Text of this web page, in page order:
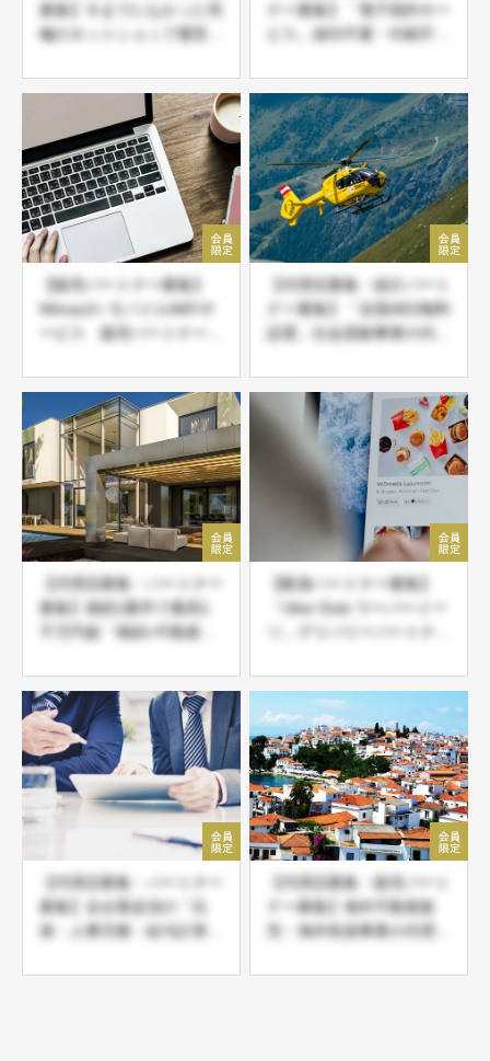
募集】今までになかった究
極のネットショップ運営。
れ！
ナー募集】「電子契約サー
ビス」捺印不要・印刷不
要の導入必須商材
【販売パートナー募集】
Wimax2+ モバイルWiFiサ
ービス 販売パートナー募
【代理店募集・紹介パート
ナー募集】「全国AED無料
設置」社会貢献事業の代理
【代理店募集・パートナー
募集】相続1案件で最高1
千万円超「相続×不動産相
規事業 エリア先着限定
【配達パートナー募集】
「Uber Eats ウーバーイー
【代理店募集・パートナー
募集】全企業必須の「社
保・人事労務・給与計算総
圏シェア拡大中！
【代理店募集・販売パート
ナー募集】海外不動産販
売・海外投資事業の代理店